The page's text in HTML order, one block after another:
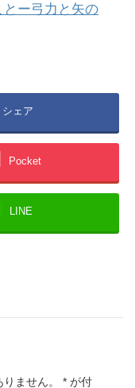
ー弓力と矢の
シェア
Pocket
LINE
ません。 * が付